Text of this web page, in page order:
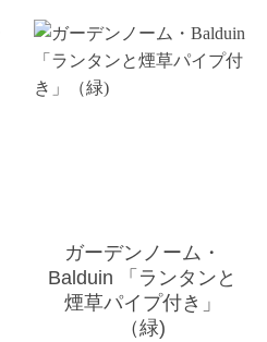
ガーデンノーム・
Balduin 「ランタンと
煙草パイプ付き」
（緑)